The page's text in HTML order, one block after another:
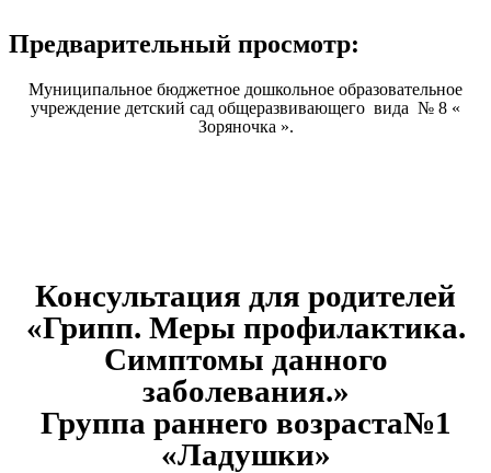
Предварительный просмотр:
Муниципальное бюджетное дошкольное образовательное
учреждение детский сад общеразвивающего вида № 8 «
Зоряночка ».
Консультация для родителей
«Грипп. Меры профилактика.
Симптомы данного
заболевания.»
Группа раннего возраста№1
«Ладушки»